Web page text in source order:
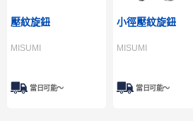
壓紋旋鈕
MISUMI
當日可能〜
小徑壓紋旋鈕
MISUMI
當日可能〜